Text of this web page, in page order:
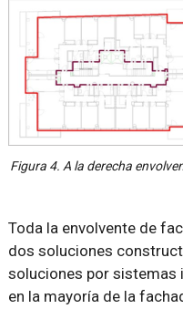
Figura 4. A la derecha
Toda la envolvente de
dos soluciones
soluciones por sistemas
en la mayoría de la